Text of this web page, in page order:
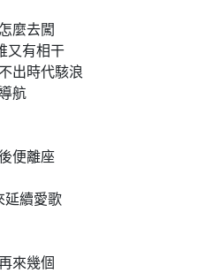
麼去闖
又有相干
出時代駭浪
航
便離座
延續愛歌
來幾個